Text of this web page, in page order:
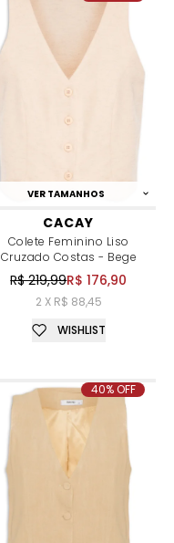
VER TAMANHOS
CACAY
Colete Feminino Liso
Cruzado Costas - Bege
R$ 219,99R$ 176,90
2 X R$ 88,45
WISHLIST
40% OFF